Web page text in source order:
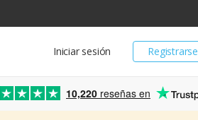
Registrarse
Iniciar sesión
10,220 reseñas en